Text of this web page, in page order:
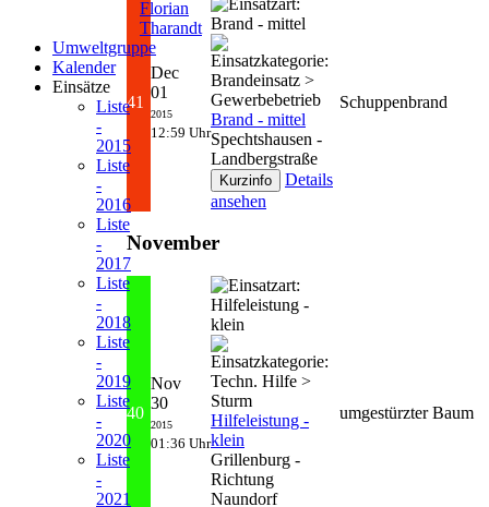
41
Dec
01
2015
12:59 Uhr
Brand - mittel
Spechtshausen -
Landbergstraße
Details
ansehen
Schuppenbrand
November
40
Nov
30
2015
01:36 Uhr
Hilfeleistung -
klein
Grillenburg -
Richtung
Naundorf
umgestürzter Baum
Florian
Tharandt
Umweltgruppe
Kalender
Einsätze
Liste
-
2015
Liste
-
2016
Liste
-
2017
Liste
-
2018
Liste
-
2019
Liste
-
2020
Liste
-
2021